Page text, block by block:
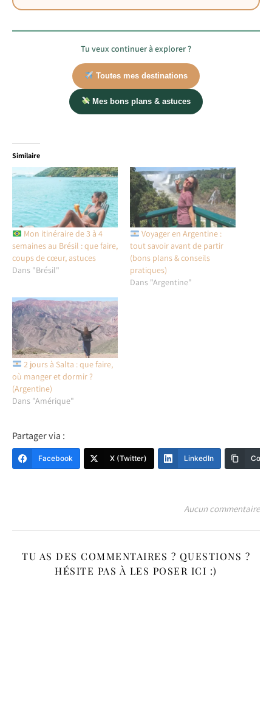
Tu veux continuer à explorer ?
Toutes mes destinations
Mes bons plans & astuces
Similaire
Mon itinéraire de 3 à 4
semaines au Brésil : que faire,
coups de cœur, astuces
Dans "Brésil"
Voyager en Argentine :
tout savoir avant de partir
(bons plans & conseils
pratiques)
Dans "Argentine"
2 jours à Salta : que faire,
où manger et dormir ?
(Argentine)
Dans "Amérique"
Partager via :
Facebook X (Twitter) LinkedIn Copy
Aucun commentaire
TU AS DES COMMENTAIRES ? QUESTIONS ?
HÉSITE PAS À LES POSER ICI :)